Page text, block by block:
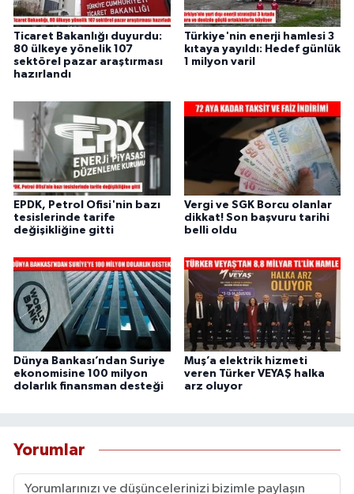
Ticaret Bakanlığı duyurdu:
80 ülkeye yönelik 107
sektörel pazar araştırması
hazırlandı
Türkiye'nin enerji hamlesi 3
kıtaya yayıldı: Hedef günlük
1 milyon varil
EPDK, Petrol Ofisi'nin bazı
tesislerinde tarife
değişikliğine gitti
Vergi ve SGK Borcu olanlar
dikkat! Son başvuru tarihi
belli oldu
Dünya Bankası’ndan Suriye
ekonomisine 100 milyon
dolarlık finansman desteği
Muş’a elektrik hizmeti
veren Türker VEYAŞ halka
arz oluyor
Yorumlar